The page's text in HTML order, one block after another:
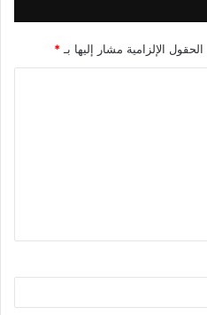
الحقول الإلزامية مشار إليها بـ *